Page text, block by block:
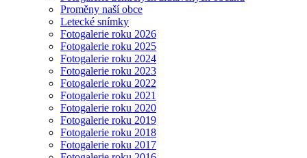
Proměny naší obce
Letecké snímky
Fotogalerie roku 2026
Fotogalerie roku 2025
Fotogalerie roku 2024
Fotogalerie roku 2023
Fotogalerie roku 2022
Fotogalerie roku 2021
Fotogalerie roku 2020
Fotogalerie roku 2019
Fotogalerie roku 2018
Fotogalerie roku 2017